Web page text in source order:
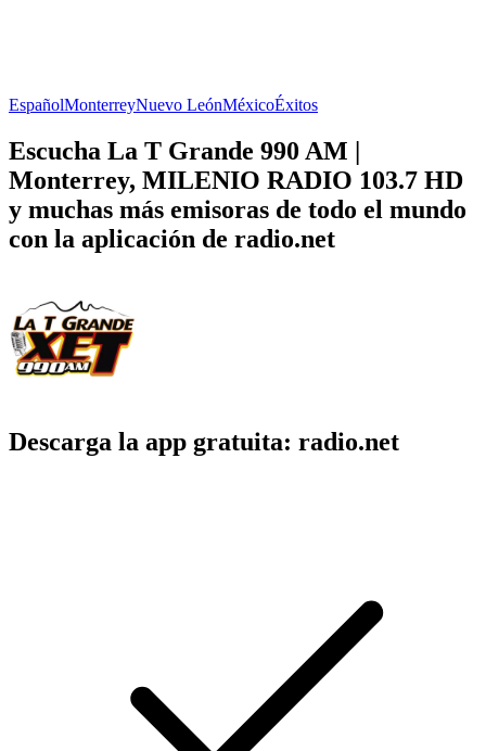
EspañolMonterreyNuevo LeónMéxicoÉxitos
Escucha La T Grande 990 AM |
Monterrey, MILENIO RADIO 103.7 HD
y muchas más emisoras de todo el mundo
con la aplicación de radio.net
Descarga la app gratuita: radio.net